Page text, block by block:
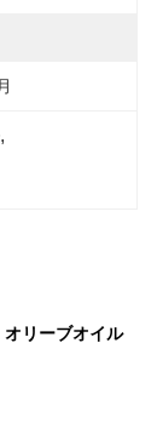
,
リーブオイル